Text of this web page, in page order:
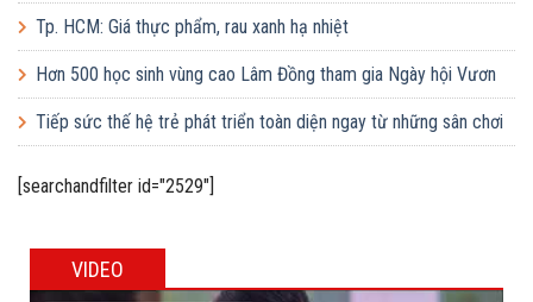
và công nghệ chế biến
Tp. HCM: Giá thực phẩm, rau xanh hạ nhiệt
Hơn 500 học sinh vùng cao Lâm Đồng tham gia Ngày hội Vươn
cao Việt Nam
Tiếp sức thế hệ trẻ phát triển toàn diện ngay từ những sân chơi
[searchandfilter id="2529"]
VIDEO